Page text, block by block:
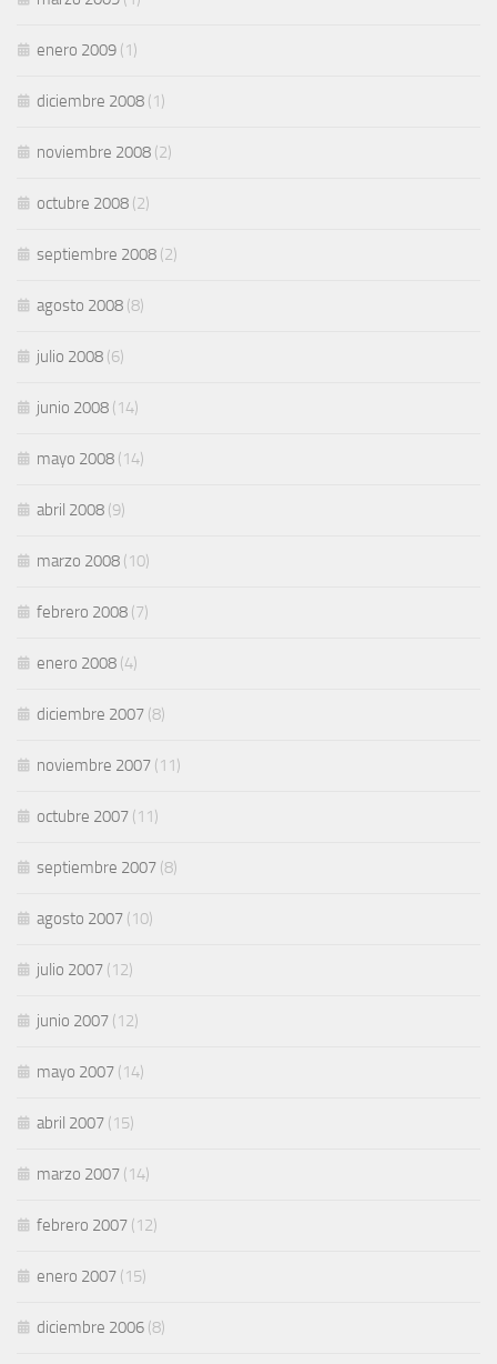
enero 2009 (1)
diciembre 2008 (1)
noviembre 2008 (2)
octubre 2008 (2)
septiembre 2008 (2)
agosto 2008 (8)
julio 2008 (6)
junio 2008 (14)
mayo 2008 (14)
abril 2008 (9)
marzo 2008 (10)
febrero 2008 (7)
enero 2008 (4)
diciembre 2007 (8)
noviembre 2007 (11)
octubre 2007 (11)
septiembre 2007 (8)
agosto 2007 (10)
julio 2007 (12)
junio 2007 (12)
mayo 2007 (14)
abril 2007 (15)
marzo 2007 (14)
febrero 2007 (12)
enero 2007 (15)
diciembre 2006 (8)